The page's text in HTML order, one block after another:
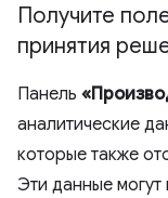
Получите
принятия
Панель
аналитические
которые также
Эти данные